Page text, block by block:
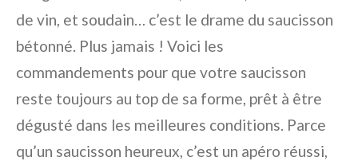
de vin, et soudain… c’est le drame du saucisson
bétonné. Plus jamais ! Voici les
commandements pour que votre saucisson
reste toujours au top de sa forme, prêt à être
dégusté dans les meilleures conditions. Parce
qu’un saucisson heureux, c’est un apéro réussi,